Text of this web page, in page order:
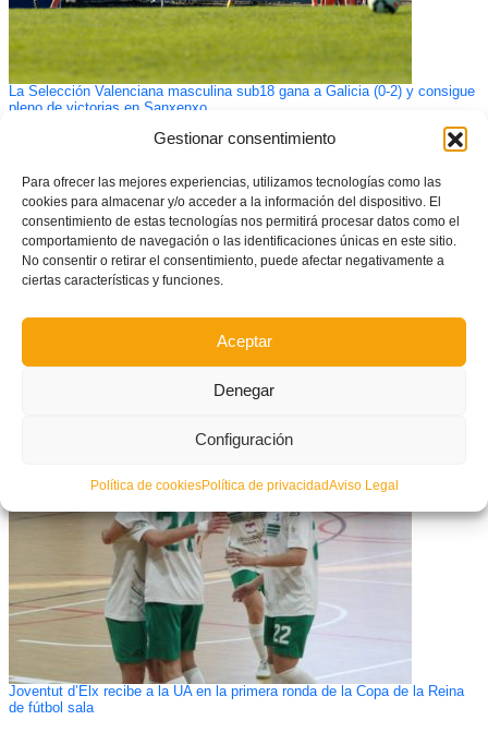
Gestionar consentimiento
Para ofrecer las mejores experiencias, utilizamos tecnologías como las
cookies para almacenar y/o acceder a la información del dispositivo. El
consentimiento de estas tecnologías nos permitirá procesar datos como el
comportamiento de navegación o las identificaciones únicas en este sitio.
No consentir o retirar el consentimiento, puede afectar negativamente a
ciertas características y funciones.
Aceptar
Denegar
Configuración
Política de cookiesPolítica de privacidadAviso Legal
La Selección Valenciana masculina sub18 gana a Galicia (0-2) y consigue
pleno de victorias en Sanxenxo
Este es el grupo de Tercera Federación Futfem RFEF para la temporada
Joventut d’Elx recibe a la UA en la primera ronda de la Copa de la Reina
de fútbol sala